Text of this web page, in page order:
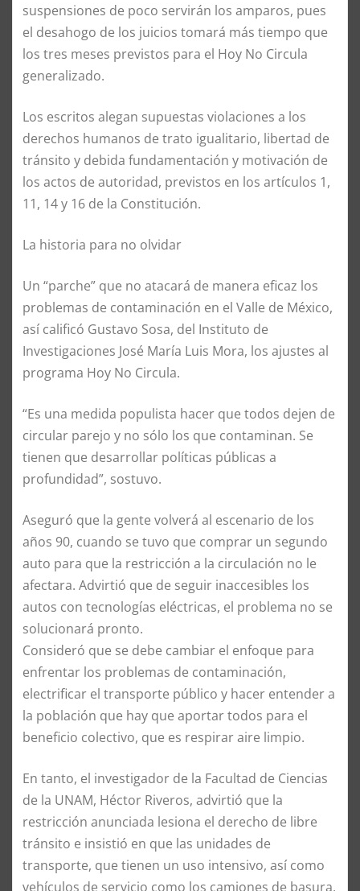
suspensiones de poco servirán los amparos, pues
el desahogo de los juicios tomará más tiempo que
los tres meses previstos para el Hoy No Circula
generalizado.
Los escritos alegan supuestas violaciones a los
derechos humanos de trato igualitario, libertad de
tránsito y debida fundamentación y motivación de
los actos de autoridad, previstos en los artículos 1,
11, 14 y 16 de la Constitución.
La historia para no olvidar
Un “parche” que no atacará de manera eficaz los
problemas de contaminación en el Valle de México,
así calificó Gustavo Sosa, del Instituto de
Investigaciones José María Luis Mora, los ajustes al
programa Hoy No Circula.
“Es una medida populista hacer que todos dejen de
circular parejo y no sólo los que contaminan. Se
tienen que desarrollar políticas públicas a
profundidad”, sostuvo.
Aseguró que la gente volverá al escenario de los
años 90, cuando se tuvo que comprar un segundo
auto para que la restricción a la circulación no le
afectara. Advirtió que de seguir inaccesibles los
autos con tecnologías eléctricas, el problema no se
solucionará pronto.
Consideró que se debe cambiar el enfoque para
enfrentar los problemas de contaminación,
electrificar el transporte público y hacer entender a
la población que hay que aportar todos para el
beneficio colectivo, que es respirar aire limpio.
En tanto, el investigador de la Facultad de Ciencias
de la UNAM, Héctor Riveros, advirtió que la
restricción anunciada lesiona el derecho de libre
tránsito e insistió en que las unidades de
transporte, que tienen un uso intensivo, así como
vehículos de servicio como los camiones de basura,